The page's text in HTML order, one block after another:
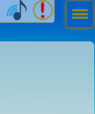
Men
ú